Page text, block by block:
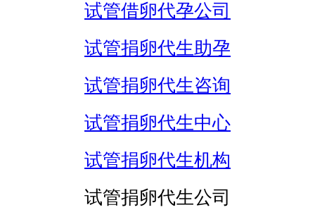
试管借卵代孕公司
试管捐卵代生助孕
试管捐卵代生咨询
试管捐卵代生中心
试管捐卵代生机构
试管捐卵代生公司